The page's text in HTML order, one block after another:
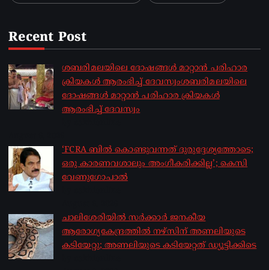
Recent Post
ശബരിമലയിലെ ദോഷങ്ങൾ മാറ്റാൻ പരിഹാര
ക്രിയകൾ ആരംഭിച്ച് ദേവസ്വംശബരിമലയിലെ
ദോഷങ്ങൾ മാറ്റാൻ പരിഹാര ക്രിയകൾ
ആരംഭിച്ച് ദേവസ്വം
‘FCRA ബിൽ കൊണ്ടുവന്നത് ദുരുദ്ദേശ്യത്തോടെ;
ഒരു കാരണവശാലും അം​ഗീകരിക്കില്ല’; കെസി
വേണു​ഗോപാൽ
ചാലിശേരിയില്‍ സര്‍ക്കാര്‍ ജനകീയ
ആരോഗ്യകേന്ദ്രത്തില്‍ നഴ്സിന് അണലിയുടെ
കടിയേറ്റു; അണലിയുടെ കടിയേറ്റത് ഡ്യൂട്ടിക്കിടെ